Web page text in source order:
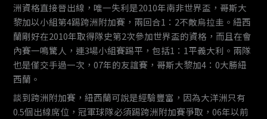
洲資格直接晉出線，唯一失利是2010年南非世界盃，哥斯大
黎加以小組第4踢跨洲附加賽，兩回合1：2不敵烏拉圭。紐西
蘭剛好在2010年取得隊史第2次參加世界盃的資格，而且在會
內賽一鳴驚人，連3場小組賽踢平，包括1：1平義大利。兩隊
也是僅交手過一次，07年的友誼賽，哥斯大黎加4：0大勝紐
西蘭。
談到跨洲附加賽，紐西蘭可說是經驗豐富，因為大洋洲只有
0.5個出線席位，冠軍球隊必須踢跨洲附加賽爭取，06年以前